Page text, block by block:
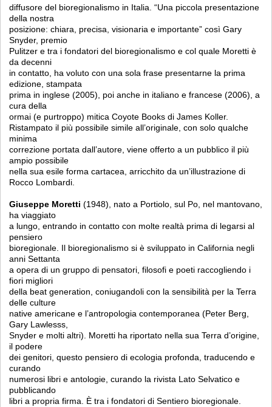
diffusore del bioregionalismo in Italia. “Una piccola presentazione
della nostra
posizione: chiara, precisa, visionaria e importante” così Gary
Snyder, premio
Pulitzer e tra i fondatori del bioregionalismo e col quale Moretti è
da decenni
in contatto, ha voluto con una sola frase presentarne la prima
edizione, stampata
prima in inglese (2005), poi anche in italiano e francese (2006), a
cura della
ormai (e purtroppo) mitica Coyote Books di James Koller.
Ristampato il più possibile simile all’originale, con solo qualche
minima
correzione portata dall’autore, viene offerto a un pubblico il più
ampio possibile
nella sua esile forma cartacea, arricchito da un’illustrazione di
Rocco Lombardi.
Giuseppe Moretti (1948), nato a Portiolo, sul Po, nel mantovano,
ha viaggiato
a lungo, entrando in contatto con molte realtà prima di legarsi al
pensiero
bioregionale. Il bioregionalismo si è sviluppato in California negli
anni Settanta
a opera di un gruppo di pensatori, filosofi e poeti raccogliendo i
fiori migliori
della beat generation, coniugandoli con la sensibilità per la Terra
delle culture
native americane e l’antropologia contemporanea (Peter Berg,
Gary Lawlesss,
Snyder e molti altri). Moretti ha riportato nella sua Terra d’origine,
il podere
dei genitori, questo pensiero di ecologia profonda, traducendo e
curando
numerosi libri e antologie, curando la rivista Lato Selvatico e
pubblicando
libri a propria firma. È tra i fondatori di Sentiero bioregionale.